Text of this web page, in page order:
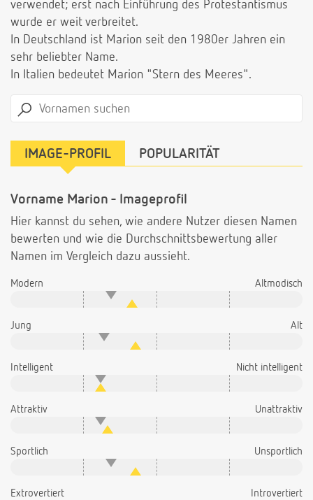
verwendet; erst nach Einführung des Protestantismus
wurde er weit verbreitet.
In Deutschland ist Marion seit den 1980er Jahren ein
sehr beliebter Name.
In Italien bedeutet Marion "Stern des Meeres".
IMAGE-PROFIL POPULARITÄT
Vorname Marion - Imageprofil
Hier kannst du sehen, wie andere Nutzer diesen Namen
bewerten und wie die Durchschnittsbewertung aller
Namen im Vergleich dazu aussieht.
Modern Altmodisch
Jung Alt
Intelligent Nicht intelligent
Attraktiv Unattraktiv
Sportlich Unsportlich
Extrovertiert Introvertiert